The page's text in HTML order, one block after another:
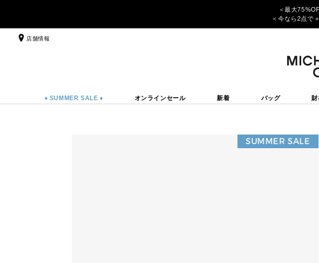
＜最大
＜今なら2点で
店舗情報
♦ SUMMER SALE ♦ オンラインセール 新着 バッグ 財
SUMMER SALE